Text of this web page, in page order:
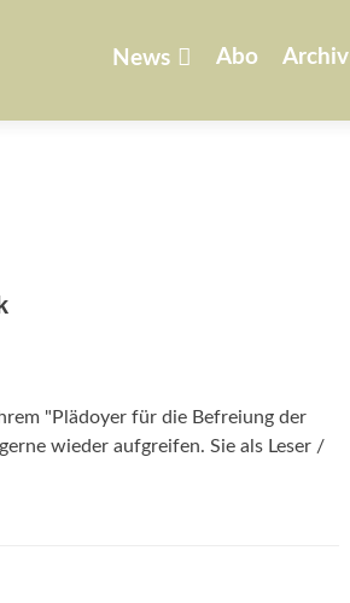
springen
News Abo Archiv
"Plädoyer für die Befreiung der
wieder aufgreifen. Sie als Leser /